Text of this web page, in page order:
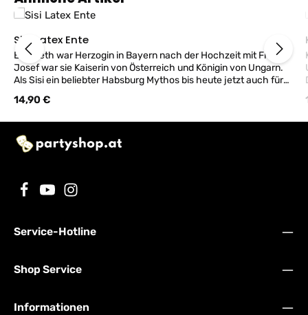
Sisi Latex Ente
Elisabeth war Herzogin in Bayern nach der Hochzeit mit Franz
Josef war sie Kaiserin von Österreich und Königin von Ungarn.
Als Sisi ein beliebter Habsburg Mythos bis heute jetzt auch für
natürlichen, hochwertigen Rohkautschuk mit handwerklichem
Bemalung. Es ist eine nachhaltige und Ressourcen schonende
Produktion der Original Austro Duck. 100% Naturkautschuk
Regulärer Preis:
14,90 €
Service-Hotline
Shop Service
Informationen